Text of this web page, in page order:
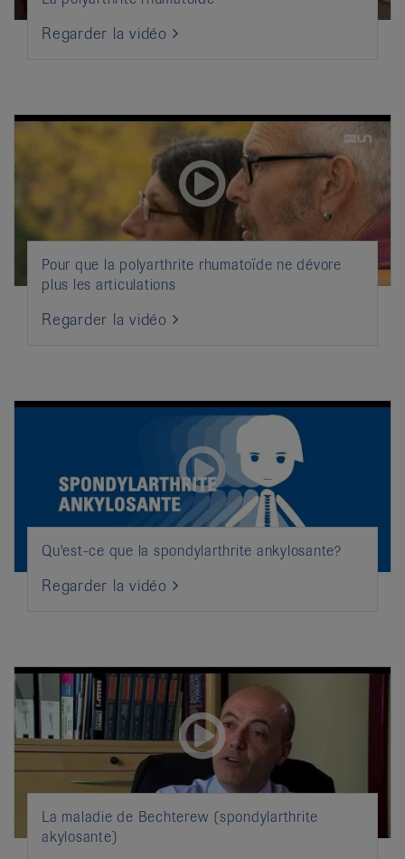
Regarder la vidéo
Pour que la polyarthrite rhumatoïde ne dévore
plus les articulations
Regarder la vidéo
Qu'est-ce que la spondylarthrite ankylosante?
Regarder la vidéo
La maladie de Bechterew (spondylarthrite
akylosante)